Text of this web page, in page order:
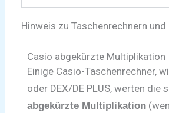
Hinweis zu Taschenrechnern und
Casio abgekürzte Multiplikation
Einige Casio-Taschenrechner,
oder DEX/DE PLUS, werten die
abgekürzte Multiplikation